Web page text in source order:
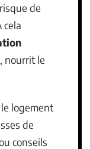
de
cela
nourrit le
logement
de
conseils